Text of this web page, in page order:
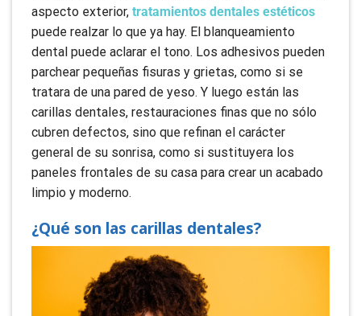
aspecto exterior, tratamientos dentales estéticos
puede realzar lo que ya hay. El blanqueamiento
dental puede aclarar el tono. Los adhesivos pueden
parchear pequeñas fisuras y grietas, como si se
tratara de una pared de yeso. Y luego están las
carillas dentales, restauraciones finas que no sólo
cubren defectos, sino que refinan el carácter
general de su sonrisa, como si sustituyera los
paneles frontales de su casa para crear un acabado
limpio y moderno.
¿Qué son las carillas dentales?